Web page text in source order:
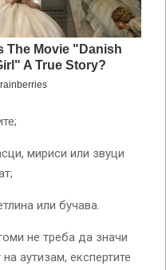
мириси или звуци
или бучава.
не треба да значи
аутизам, експертите